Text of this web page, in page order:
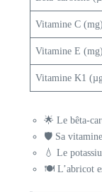
Vitamine C
Vitamine E
Vitamine K1
🌟 Le bêta-
🛡️ Sa
💧 Le
🍽️ L’abricot